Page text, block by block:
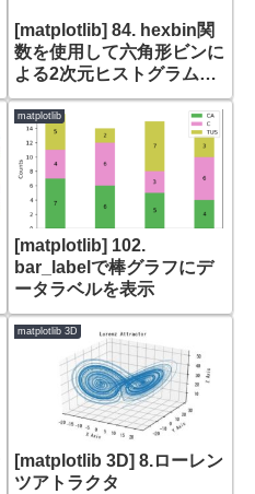
[matplotlib] 84. hexbin関
数を使用して六角形ビンに
よる2次元ヒストグラムを
表示する方法
matplotlib
[matplotlib] 102.
bar_labelで棒グラフにデ
ータラベルを表示
matplotlib 3D
[matplotlib 3D] 8.ローレン
ツアトラクタ